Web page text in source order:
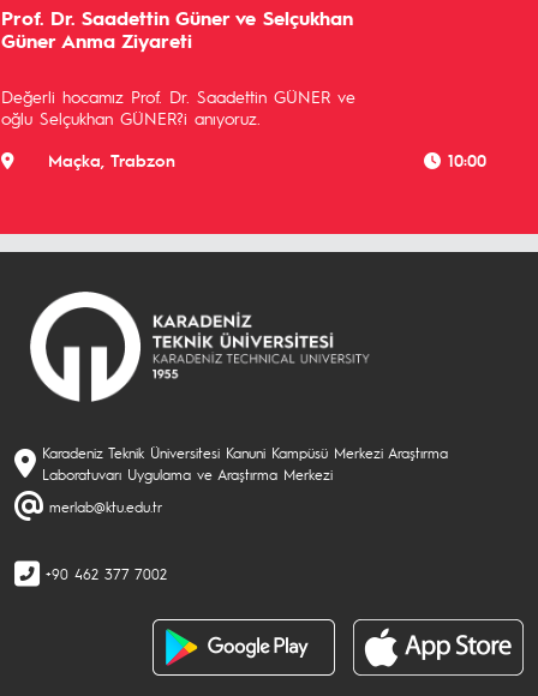
Prof. Dr. Saadettin Güner ve Selçukhan
Güner Anma Ziyareti
Değerli hocamız Prof. Dr. Saadettin GÜNER ve
oğlu Selçukhan GÜNER?i anıyoruz.
Maçka, Trabzon
10:00
Karadeniz Teknik Üniversitesi Kanuni Kampüsü Merkezi Araştırma
Laboratuvarı Uygulama ve Araştırma Merkezi
merlab@ktu.edu.tr
+90 462 377 7002